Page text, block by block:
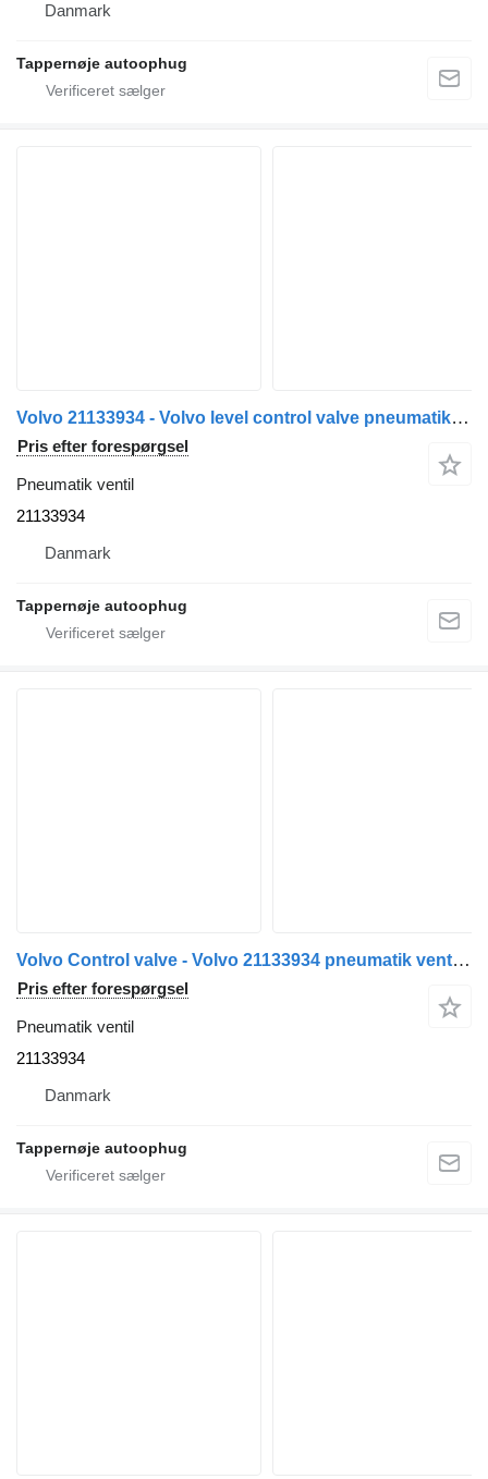
Danmark
Tappernøje autoophug
Volvo 21133934 - Volvo level control valve pneumatik ventil til lastbil
Pris efter forespørgsel
Pneumatik ventil
21133934
Danmark
Tappernøje autoophug
Volvo Control valve - Volvo 21133934 pneumatik ventil til lastbil
Pris efter forespørgsel
Pneumatik ventil
21133934
Danmark
Tappernøje autoophug